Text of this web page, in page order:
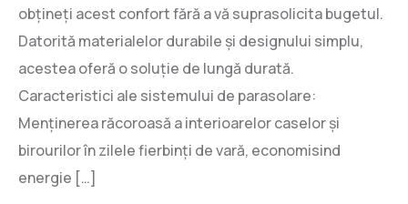
obțineți acest confort fără a vă suprasolicita bugetul.
Datorită materialelor durabile și designului simplu,
acestea oferă o soluție de lungă durată.
Caracteristici ale sistemului de parasolare:
Menținerea răcoroasă a interioarelor caselor și
birourilor în zilele fierbinți de vară, economisind
energie […]